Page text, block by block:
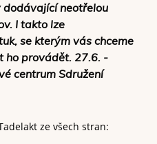
dodávající neotřelou
I takto lze
se kterým vás chceme
ho provádět. 27.6. -
centrum Sdružení
ze všech stran: